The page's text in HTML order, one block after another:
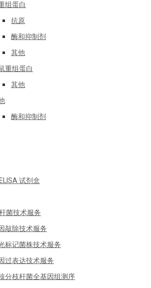
组蛋白
抗原
酶和抑制剂
其他
重组蛋白
其他
酶和抑制剂
试剂盒
菌技术服务
敲除技术服务
标记菌株技术服务
过表达技术服务
分枝杆菌全基因组测序